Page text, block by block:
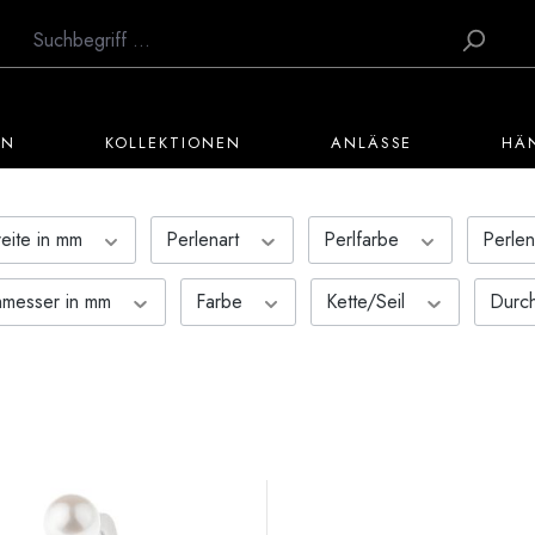
KOLLEKTIONEN ANLÄSSE
in mm Perlenart Perlfarbe
in mm Farbe Kette/Seil